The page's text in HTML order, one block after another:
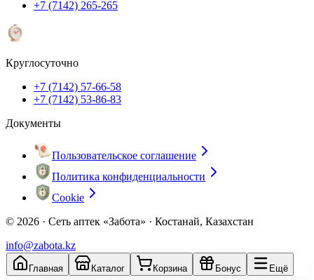
+7 (7142) 265-265
Круглосуточно
+7 (7142) 57-66-58
+7 (7142) 53-86-83
Документы
Пользовательское соглашение
Политика конфиденциальности
Cookie
© 2026 · Сеть аптек «Забота» · Костанай, Казахстан
info@zabota.kz
Главная Каталог Корзина Бонус Ещё